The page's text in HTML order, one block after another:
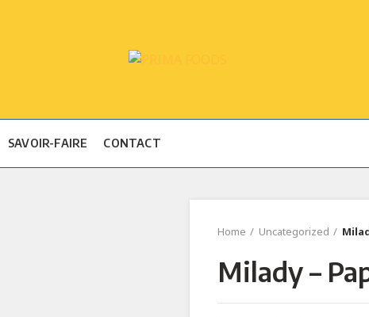
SAVOIR-FAIRE CONTACT
Home Uncategorized
Milady –